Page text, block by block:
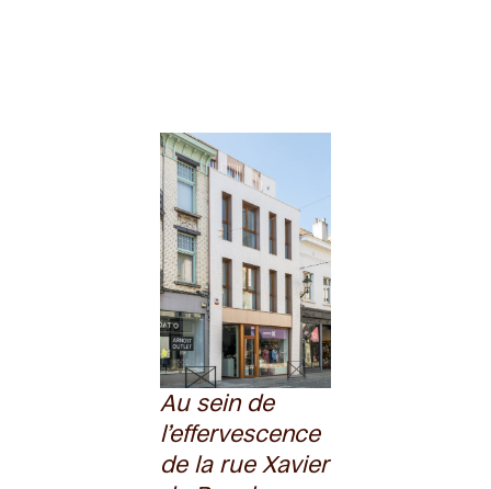
Au sein de
l’effervescence
de la rue Xavier